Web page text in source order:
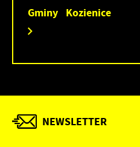
Gminy Kozienice
NEWSLETTER